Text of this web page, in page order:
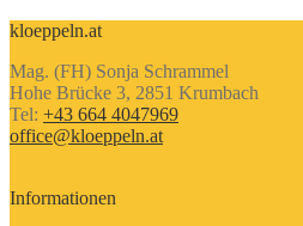
kloeppeln.at
Mag. (FH) Sonja Schrammel
Hohe Brücke 3, 2851 Krumbach
Tel: +43 664 4047969
office@kloeppeln.at
Informationen